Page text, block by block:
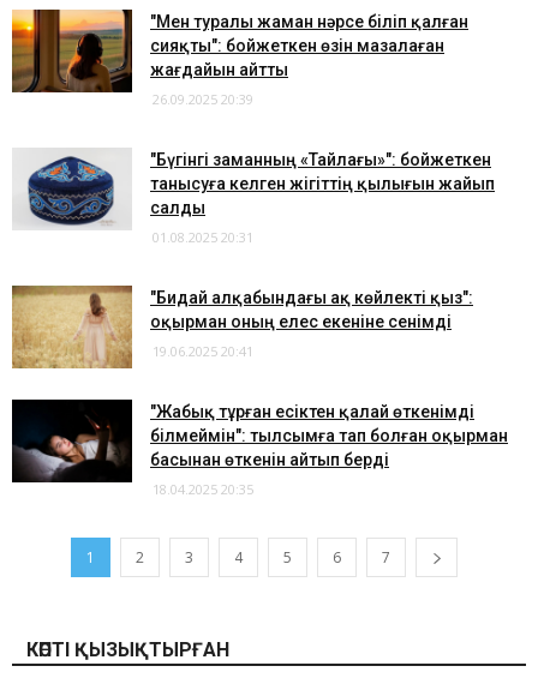
"Мен туралы жаман нәрсе біліп қалған
сияқты": бойжеткен өзін мазалаған
жағдайын айтты
26.09.2025 20:39
"Бүгінгі заманның «Тайлағы»": бойжеткен
танысуға келген жігіттің қылығын жайып
салды
01.08.2025 20:31
"Бидай алқабындағы ақ көйлекті қыз":
оқырман оның елес екеніне сенімді
19.06.2025 20:41
"Жабық тұрған есіктен қалай өткенімді
білмеймін": тылсымға тап болған оқырман
басынан өткенін айтып берді
18.04.2025 20:35
1 2 3 4 5 6 7
КӨПТІ ҚЫЗЫҚТЫРҒАН